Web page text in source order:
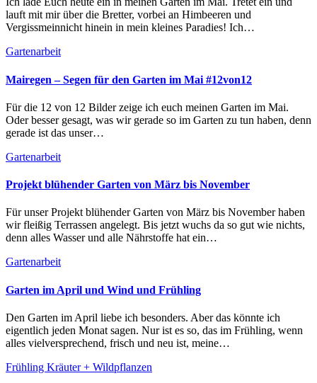
lauft mit mir über die Bretter, vorbei an Himbeeren und
Vergissmeinnicht hinein in mein kleines Paradies! Ich…
Gartenarbeit
Mairegen – Segen für den Garten im Mai #12von12
Für die 12 von 12 Bilder zeige ich euch meinen Garten im Mai.
Oder besser gesagt, was wir gerade so im Garten zu tun haben, denn
gerade ist das unser…
Gartenarbeit
Projekt blühender Garten von März bis November
Für unser Projekt blühender Garten von März bis November haben
wir fleißig Terrassen angelegt. Bis jetzt wuchs da so gut wie nichts,
denn alles Wasser und alle Nährstoffe hat ein…
Gartenarbeit
Garten im April und Wind und Frühling
Den Garten im April liebe ich besonders. Aber das könnte ich
eigentlich jeden Monat sagen. Nur ist es so, das im Frühling, wenn
alles vielversprechend, frisch und neu ist, meine…
Frühling Kräuter + Wildpflanzen